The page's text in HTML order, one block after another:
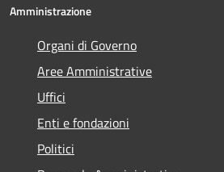
Amministrazione
Organi di Governo
Aree Amministrative
Uffici
Enti e fondazioni
Politici